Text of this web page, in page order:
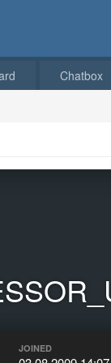
Chatbox
JOINED